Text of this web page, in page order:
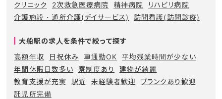
クリニック
2次救急医療病院 精神病院
リハビリ病院
介護施設・通所介護(デイサービス)
訪問看護(訪問診療)
大船駅の求人を条件で絞って探す
高額年収
日祝休み 車通勤OK
平均残業時間が少ない
年間休暇日数多い
寮制度あり
建物が綺麗
教育支援が充実
駅近 未経験者歓迎
ブランクあり歓迎
託児所完備